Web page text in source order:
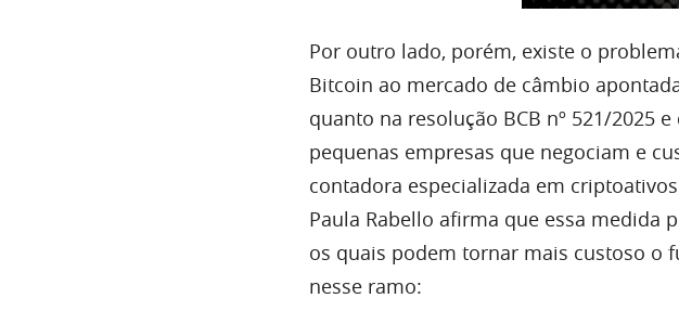
Por outro lado, porém, existe o
Bitcoin ao mercado de câmbio
quanto na resolução BCB nº 521/2025
pequenas empresas que negociam e
contadora especializada em
Paula Rabello afirma que essa medida
os quais podem tornar mais custoso o
nesse ramo: